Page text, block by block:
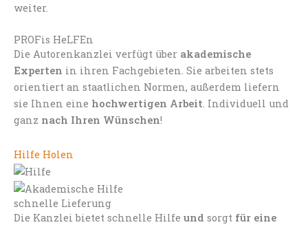
weiter.
PROFis HeLFEn
Die Autorenkanzlei verfügt über akademische
Experten in ihren Fachgebieten. Sie arbeiten stets
orientiert an staatlichen Normen, außerdem liefern
sie Ihnen eine hochwertigen Arbeit. Individuell und
ganz nach Ihren Wünschen!
Hilfe Holen
schnelle Lieferung
Die Kanzlei bietet schnelle Hilfe und sorgt für eine